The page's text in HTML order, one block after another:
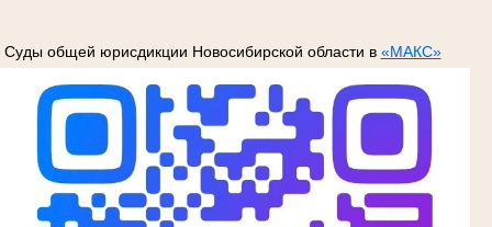
Суды общей юрисдикции Новосибирской области в «МАКС»